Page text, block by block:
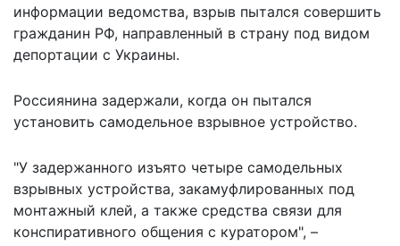
информации ведомства, взрыв пытался совершить
гражданин РФ, направленный в страну под видом
депортации с Украины.
Россиянина задержали, когда он пытался
установить самодельное взрывное устройство.
"У задержанного изъято четыре самодельных
взрывных устройства, закамуфлированных под
монтажный клей, а также средства связи для
конспиративного общения с куратором", –